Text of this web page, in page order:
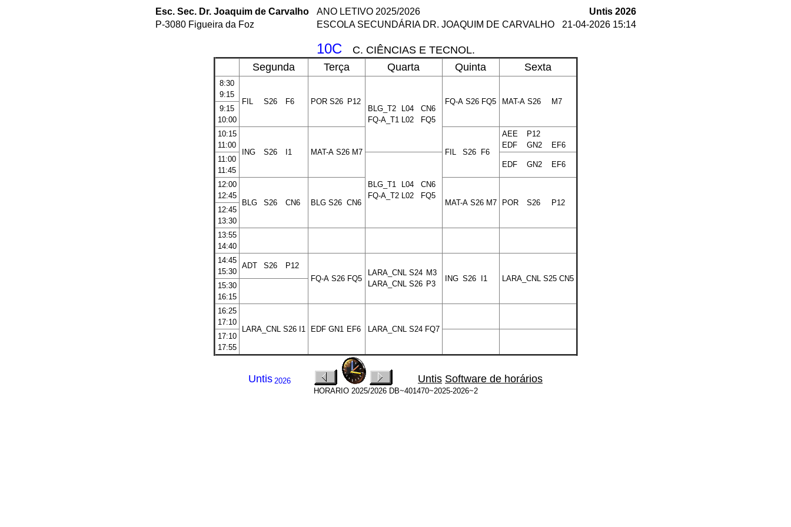
Esc. Sec. Dr. Joaquim de Carvalho ANO LETIVO 2025/2026
Untis 2026
P-3080 Figueira da Foz
ESCOLA SECUNDÁRIA DR. JOAQUIM DE CARVALHO 21-04-2026 15:14
10C
C. CIÊNCIAS E TECNOL.
Segunda
Terça Quarta Quinta Sexta
8:30
9:15
FIL
S26 F6 POR S26
P12
BLG_T2
L04
CN6
FQ-A_T1 L02 FQ5
FQ-A S26 FQ5 MAT-A S26
M7
9:15
10:00
10:15
11:00
ING
S26 I1 MAT-A S26 M7 FIL S26 F6
AEE
P12
EDF
GN2
EF6
11:00
11:45
BLG_T1
L04
CN6
FQ-A_T2 L02 FQ5
EDF GN2 EF6
12:00
12:45
BLG
S26 CN6 BLG S26 CN6 MAT-A S26 M7 POR S26
P12
12:45
13:30
13:55
14:40
14:45
15:30
ADT S26
P12
FQ-A S26 FQ5
LARA_CNL S24 M3
LARA_CNL S26 P3
ING S26 I1 LARA_CNL S25 CN5
15:30
16:15
16:25
17:10
LARA_CNL S26 I1 EDF GN1 EF6 LARA_CNL S24 FQ7
17:10
17:55
Untis 2026 Untis Software de horários
HORARIO 2025/2026 DB~401470~2025-2026~2